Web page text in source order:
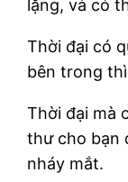
lặng, và có
Thời đại có
bên trong
Thời đại mà
thư cho bạn
nháy mắt.